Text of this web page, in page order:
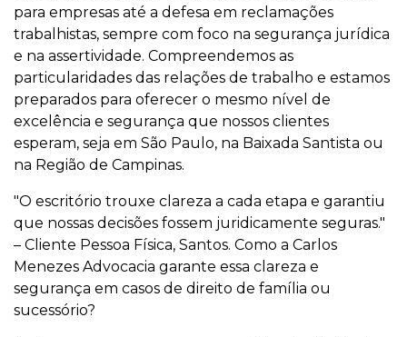
para empresas até a defesa em reclamações
trabalhistas, sempre com foco na segurança jurídica
e na assertividade. Compreendemos as
particularidades das relações de trabalho e estamos
preparados para oferecer o mesmo nível de
excelência e segurança que nossos clientes
esperam, seja em São Paulo, na Baixada Santista ou
na Região de Campinas.
"O escritório trouxe clareza a cada etapa e garantiu
que nossas decisões fossem juridicamente seguras."
– Cliente Pessoa Física, Santos. Como a Carlos
Menezes Advocacia garante essa clareza e
segurança em casos de direito de família ou
sucessório?